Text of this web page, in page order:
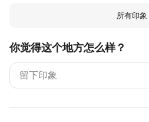
所有印象
你觉得这个地方怎么样？